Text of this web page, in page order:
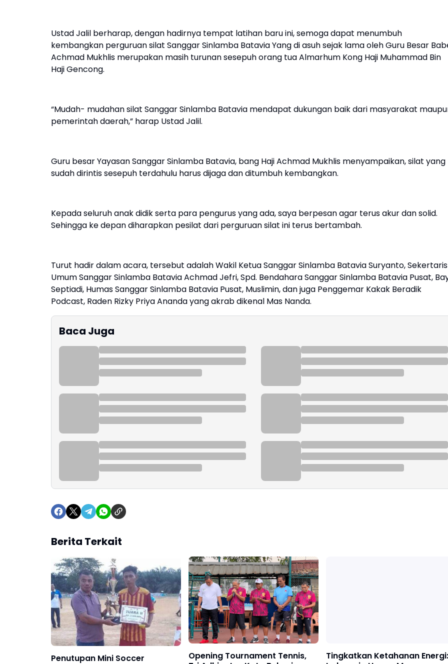
Ustad Jalil berharap, dengan hadirnya tempat latihan baru ini, semoga dapat menumbuh
kembangkan perguruan silat Sanggar Sinlamba Batavia Yang di asuh sejak lama oleh Guru Besar
Achmad Mukhlis merupakan masih turunan sesepuh orang tua Almarhum Kong Haji Muhammad Bin
Haji Gencong.
“Mudah- mudahan silat Sanggar Sinlamba Batavia mendapat dukungan baik dari masyarakat
pemerintah daerah,” harap Ustad Jalil.
Guru besar Yayasan Sanggar Sinlamba Batavia, bang Haji Achmad Mukhlis menyampaikan, silat yang
sudah dirintis sesepuh terdahulu harus dijaga dan ditumbuh kembangkan.
Kepada seluruh anak didik serta para pengurus yang ada, saya berpesan agar terus akur dan solid.
Sehingga ke depan diharapkan pesilat dari perguruan silat ini terus bertambah.
Turut hadir dalam acara, tersebut adalah Wakil Ketua Sanggar Sinlamba Batavia Suryanto, Sekertaris
Umum Sanggar Sinlamba Batavia Achmad Jefri, Spd. Bendahara Sanggar Sinlamba Batavia Pusat,
Septiadi, Humas Sanggar Sinlamba Batavia Pusat, Muslimin, dan juga Penggemar Kakak Beradik
Podcast, Raden Rizky Priya Ananda yang akrab dikenal Mas Nanda.
Baca Juga
Berita Terkait
Penutupan Mini Soccer
Opening Tournament Tennis,
Tingkatkan Ketahanan Energi: